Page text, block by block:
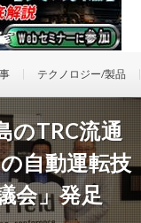
テクノロジー/製品
のTRC流通
自動運転技
会」発足